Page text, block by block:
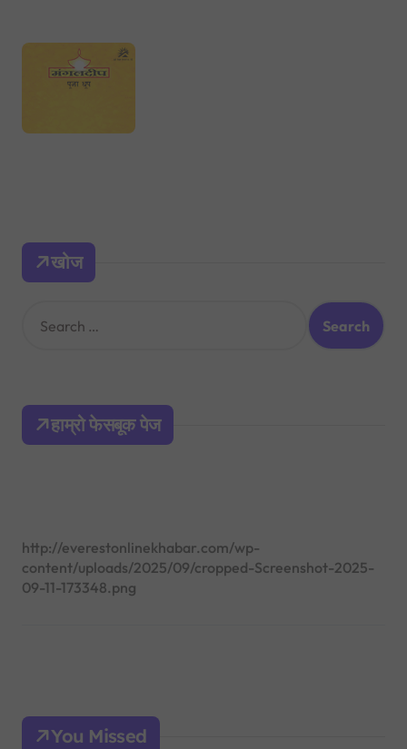
खोज
h
o
हाम्रो फेसबूक पेज
http://everestonlinekhabar.com/wp-
content/uploads/2025/09/cropped-Screenshot-2025-
09-11-173348.png
You Missed